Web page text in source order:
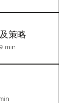
策略
9 min